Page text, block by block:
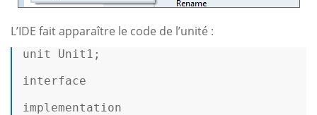
L’IDE fait apparaître le code de l’unité :
unit Unit1;
interface
implementation